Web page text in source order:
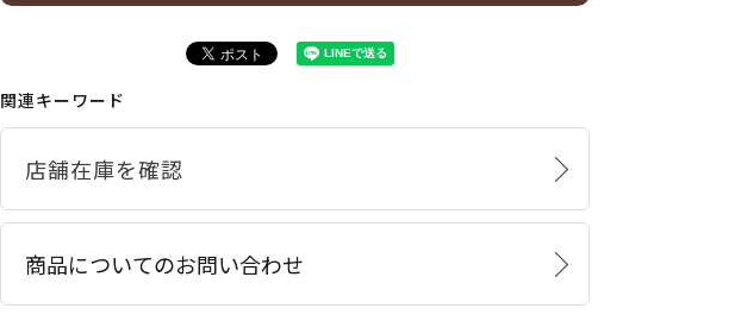
関連キーワード
商品についてのお問い合わせ